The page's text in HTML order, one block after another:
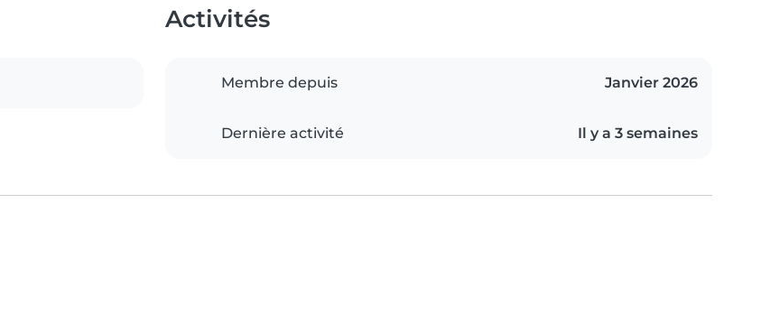
Activités
Membre depuis Janvier 2026
Dernière activité Il y a 3 semaines